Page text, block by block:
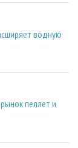
водную
пеллет и